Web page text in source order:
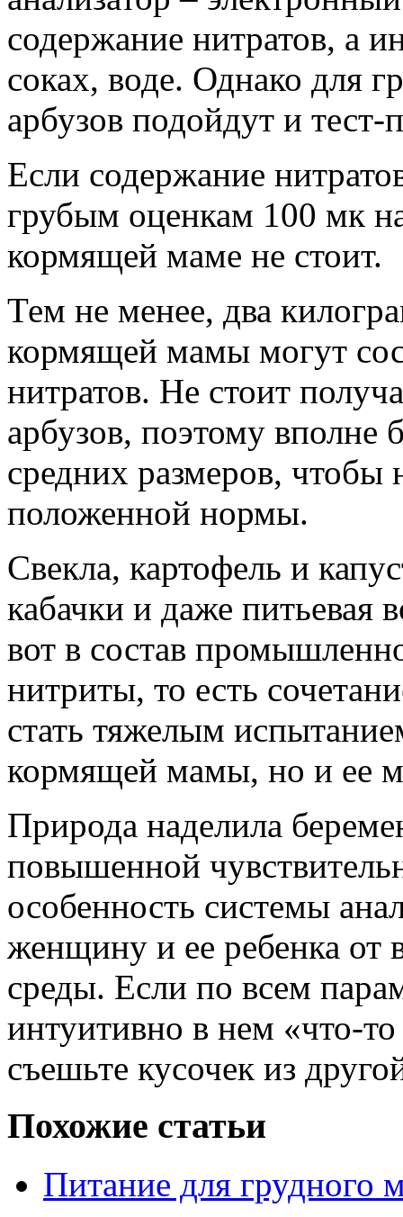
содержание нитратов, а
соках, воде. Однако для
арбузов подойдут и тест-
Если содержание
грубым оценкам 100 мк
кормящей маме не стоит.
Тем не менее, два
кормящей мамы могут
нитратов. Не стоит
арбузов, поэтому вполне
средних размеров, чтобы
положенной нормы.
Свекла, картофель и
кабачки и даже питьевая
вот в состав
нитриты, то есть
стать тяжелым
кормящей мамы, но и ее
Природа наделила
повышенной
особенность системы
женщину и ее ребенка от
среды. Если по всем
интуитивно в нем «что-то
съешьте кусочек из
Похожие статьи
Питание для грудного